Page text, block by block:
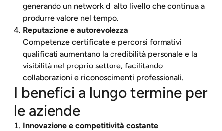
generando un network di alto livello che continua a
produrre valore nel tempo.
Reputazione e autorevolezza
Competenze certificate e percorsi formativi
qualificati aumentano la credibilità personale e la
visibilità nel proprio settore, facilitando
collaborazioni e riconoscimenti professionali.
I benefici a lungo termine per
le aziende
Innovazione e competitività costante